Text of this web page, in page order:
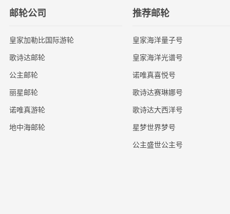
邮轮公司
皇家加勒比国际游轮
歌诗达邮轮
公主邮轮
丽星邮轮
诺唯真游轮
地中海邮轮
推荐邮轮
皇家海洋量子号
皇家海洋光谱号
诺唯真喜悦号
歌诗达赛琳娜号
歌诗达大西洋号
星梦世界梦号
公主盛世公主号